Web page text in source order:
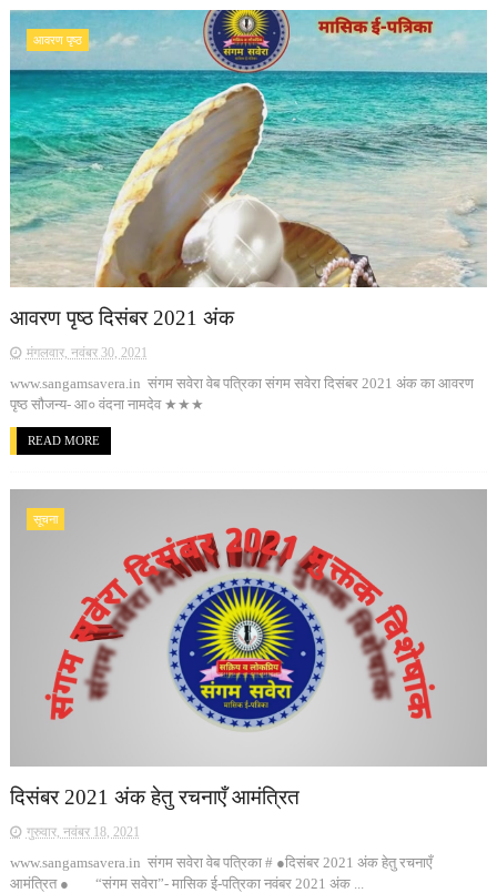
आवरण पृष्ठ
आवरण पृष्ठ दिसंबर 2021 अंक
मंगलवार, नवंबर 30, 2021
www.sangamsavera.in संगम सवेरा वेब पत्रिका संगम सवेरा दिसंबर 2021 अंक का आवरण
पृष्ठ सौजन्य- आ० वंदना नामदेव ★★★
READ MORE
सूचना
दिसंबर 2021 अंक हेतु रचनाएँ आमंत्रित
गुरुवार, नवंबर 18, 2021
www.sangamsavera.in संगम सवेरा वेब पत्रिका # ●दिसंबर 2021 अंक हेतु रचनाएँ
आमंत्रित ● “संगम सवेरा”- मासिक ई-पत्रिका नवंबर 2021 अंक ...